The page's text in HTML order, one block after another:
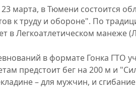
марта, в Тюмени состоится
к труду и обороне". По
в Легкоатлетическом манеже
в формате Гонка ГТО
предстоит бег на 200 м и
– для мужчин, и